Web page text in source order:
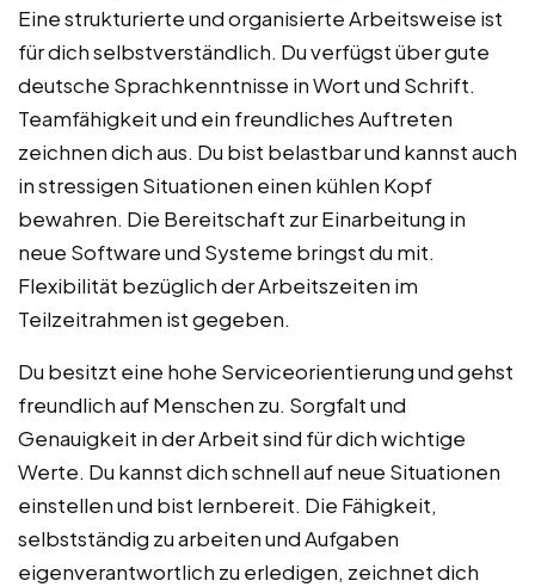
Eine strukturierte und organisierte Arbeitsweise ist
für dich selbstverständlich. Du verfügst über gute
deutsche Sprachkenntnisse in Wort und Schrift.
Teamfähigkeit und ein freundliches Auftreten
zeichnen dich aus. Du bist belastbar und kannst auch
in stressigen Situationen einen kühlen Kopf
bewahren. Die Bereitschaft zur Einarbeitung in
neue Software und Systeme bringst du mit.
Flexibilität bezüglich der Arbeitszeiten im
Teilzeitrahmen ist gegeben.
Du besitzt eine hohe Serviceorientierung und gehst
freundlich auf Menschen zu. Sorgfalt und
Genauigkeit in der Arbeit sind für dich wichtige
Werte. Du kannst dich schnell auf neue Situationen
einstellen und bist lernbereit. Die Fähigkeit,
selbstständig zu arbeiten und Aufgaben
eigenverantwortlich zu erledigen, zeichnet dich